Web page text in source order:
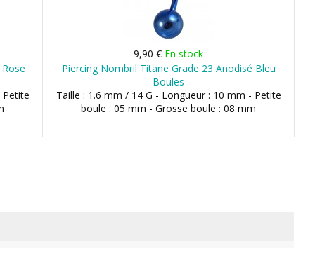
Petite
9,90 € En stock
Piercing Nombril Titane Grade 23 Anodisé Bleu
Boules
Taille : 1.6 mm / 14 G - Longueur : 10 mm - Petite
boule : 05 mm - Grosse boule : 08 mm